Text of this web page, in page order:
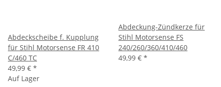
Abdeckscheibe f. Kupplung
für Stihl Motorsense FR 410
C/460 TC
49,99 € *
Abdeckung-Zündkerze für
Stihl Motorsense FS
240/260/360/410/460
49,99 € *
Auf Lager